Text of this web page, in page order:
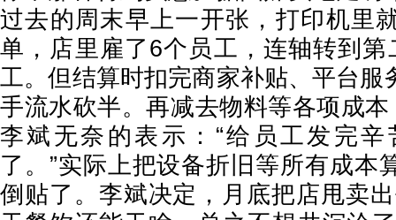
过去的周末早上一开张，打印机里
单，店里雇了6个员工，连轴转到
工。但结算时扣完商家补贴、平台服
手流水砍半。再减去物料等各项成
李斌无奈的表示：“给员工发完
了。”实际上把设备折旧等所有成本
倒贴了。李斌决定，月底把店甩卖